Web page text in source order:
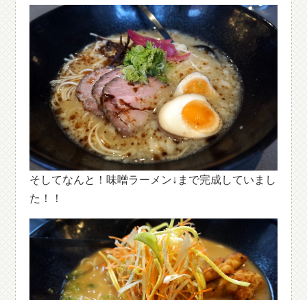
そしてなんと！味噌ラーメン↓まで完成していまし
た！！